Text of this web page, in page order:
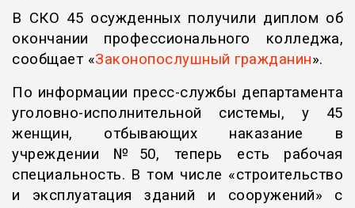
В СКО 45 осужденных получили диплом об
окончании профессионального колледжа,
сообщает «Законопослушный гражданин».
По информации пресс-службы департамента
уголовно-исполнительной системы, у 45
женщин, отбывающих наказание в
учреждении №50, теперь есть рабочая
специальность. В том числе «строительство
и эксплуатация зданий и сооружений» с